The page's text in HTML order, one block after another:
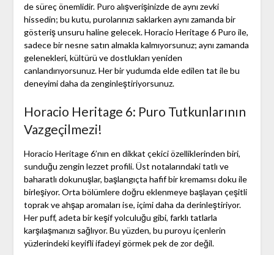
de süreç önemlidir. Puro alışverişinizde de aynı zevki
hissedin; bu kutu, purolarınızı saklarken aynı zamanda bir
gösteriş unsuru haline gelecek. Horacio Heritage 6 Puro ile,
sadece bir nesne satın almakla kalmıyorsunuz; aynı zamanda
gelenekleri, kültürü ve dostlukları yeniden
canlandırıyorsunuz. Her bir yudumda elde edilen tat ile bu
deneyimi daha da zenginleştiriyorsunuz.
Horacio Heritage 6: Puro Tutkunlarının
Vazgeçilmezi!
Horacio Heritage 6’nın en dikkat çekici özelliklerinden biri,
sunduğu zengin lezzet profili. Üst notalarındaki tatlı ve
baharatlı dokunuşlar, başlangıçta hafif bir kremamsı doku ile
birleşiyor. Orta bölümlere doğru eklenmeye başlayan çeşitli
toprak ve ahşap aromaları ise, içimi daha da derinleştiriyor.
Her puff, adeta bir keşif yolculuğu gibi, farklı tatlarla
karşılaşmanızı sağlıyor. Bu yüzden, bu puroyu içenlerin
yüzlerindeki keyifli ifadeyi görmek pek de zor değil.